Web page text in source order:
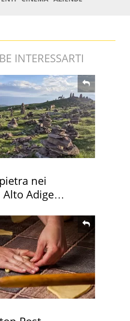
INTERESSARTI
nei
Adige